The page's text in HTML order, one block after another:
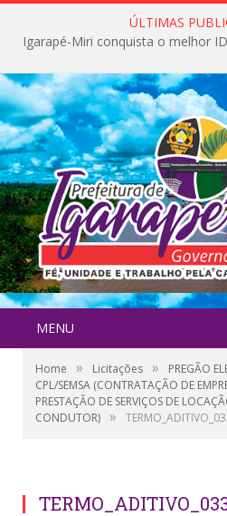
ÚLTIMAS
MENU
Home » Licitações »
PREGÃO
CPL/SEMSA (CONTRATAÇÃO DE
PRESTAÇÃO DE SERVIÇOS DE
CONDUTOR) »